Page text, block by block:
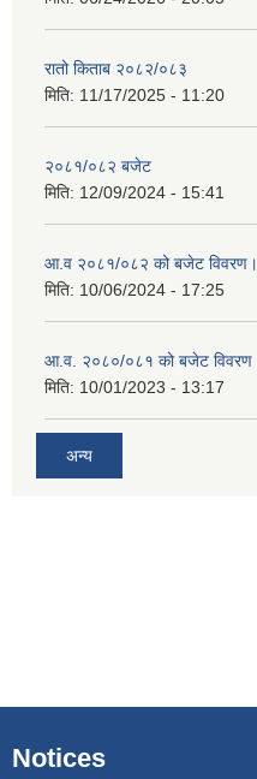
रातो किताब २०८२/०८३
मिति: 11/17/2025 - 11:20
२०८१/०८२ बजेट
मिति: 12/09/2024 - 15:41
आ.व २०८१/०८२ को बजेट विवरण।
मिति: 10/06/2024 - 17:25
आ.व. २०८०/०८१ को बजेट विवरण
मिति: 10/01/2023 - 13:17
अन्य
Notices